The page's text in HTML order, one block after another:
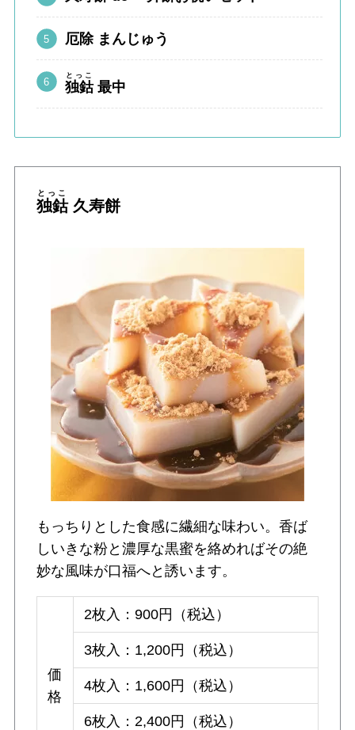
厄除 まんじゅう
独鈷
とっこ
最中
独鈷
とっこ
久寿餅
もっちりとした食感に繊細な味わい。香ば
しいきな粉と濃厚な黒蜜を絡めればその絶
妙な風味が口福へと誘います。
価
格
2枚入：900円（税込）
3枚入：1,200円（税込）
4枚入：1,600円（税込）
6枚入：2,400円（税込）